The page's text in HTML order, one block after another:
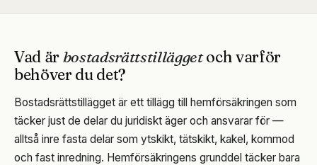
Vad ärbostadsrättstilläggetoch varför
behöver du det?
Bostadsrättstillägget är ett tillägg till hemförsäkringen som
täcker just de delar du juridiskt äger och ansvarar för —
alltså inre fasta delar som ytskikt, tätskikt, kakel, kommod
och fast inredning. Hemförsäkringens grunddel täcker bara